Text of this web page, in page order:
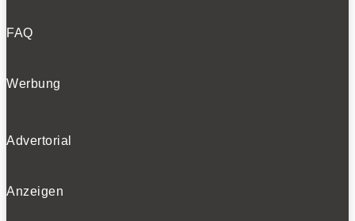
FAQ
Werbung
Advertorial
Anzeigen